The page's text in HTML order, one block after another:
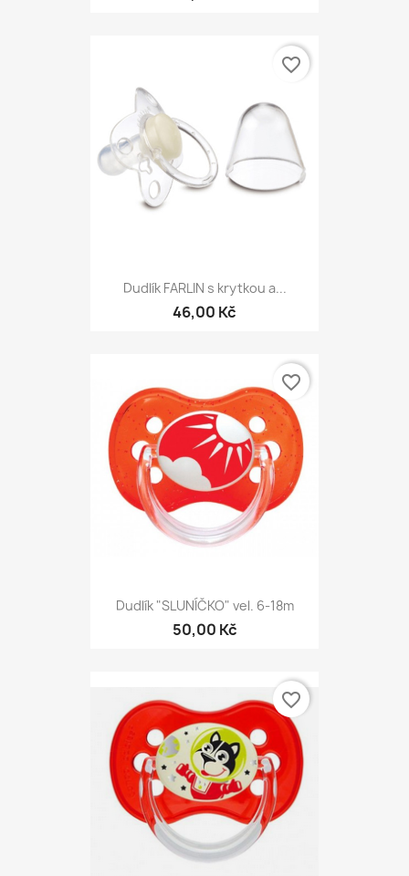
Dudlík FARLIN s krytkou a...
46,00 Kč
favorite_border
Dudlík "SLUNÍČKO" vel. 6-18m
50,00 Kč
favorite_border
favorite_border